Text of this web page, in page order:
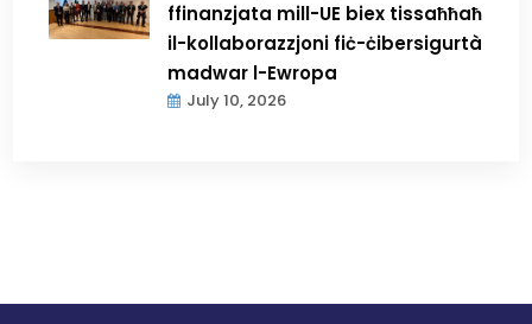
ffinanzjata mill-UE biex tissaħħaħ
il-kollaborazzjoni fiċ-ċibersigurtà
madwar l-Ewropa
July 10, 2026